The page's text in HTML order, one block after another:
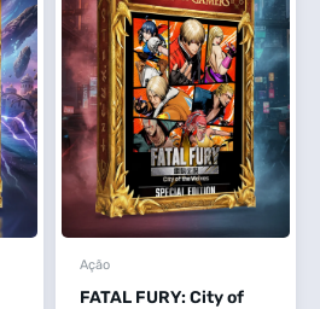
Ação
FATAL FURY: City of